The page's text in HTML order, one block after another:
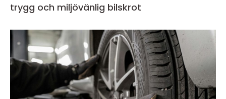
trygg och miljövänlig bilskrot